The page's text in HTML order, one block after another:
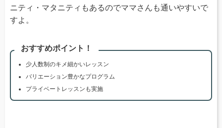
ニティ・マタニティもあるのでママさんも通いやすいで
すよ。
おすすめポイント！
少人数制のキメ細かいレッスン
バリエーション豊かなプログラム
プライベートレッスンも実施